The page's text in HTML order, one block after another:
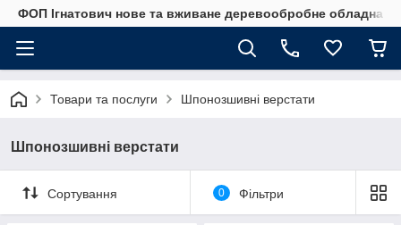
ФОП Ігнатович нове та вживане деревообробне
Товари та послуги Шпонозшивні верстати
Шпонозшивні верстати
Сортування 0 Фільтри